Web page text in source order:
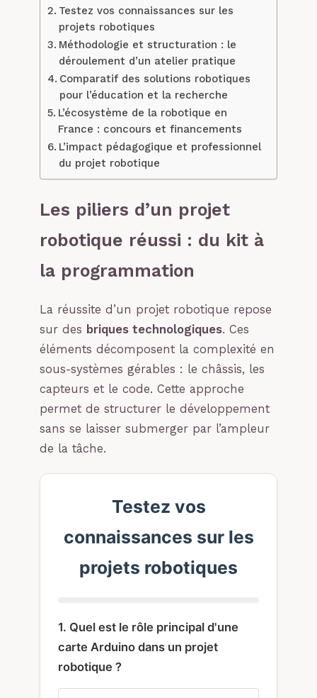
Testez vos connaissances sur les
projets robotiques
Méthodologie et structuration : le
déroulement d’un atelier pratique
Comparatif des solutions robotiques
pour l’éducation et la recherche
L’écosystème de la robotique en
France : concours et financements
L’impact pédagogique et professionnel
du projet robotique
Les piliers d’un projet
robotique réussi : du kit à
la programmation
La réussite d’un projet robotique repose
sur des briques technologiques. Ces
éléments décomposent la complexité en
sous-systèmes gérables : le châssis, les
capteurs et le code. Cette approche
permet de structurer le développement
sans se laisser submerger par l’ampleur
de la tâche.
Testez vos
connaissances sur les
projets robotiques
1. Quel est le rôle principal d'une
carte Arduino dans un projet
robotique ?